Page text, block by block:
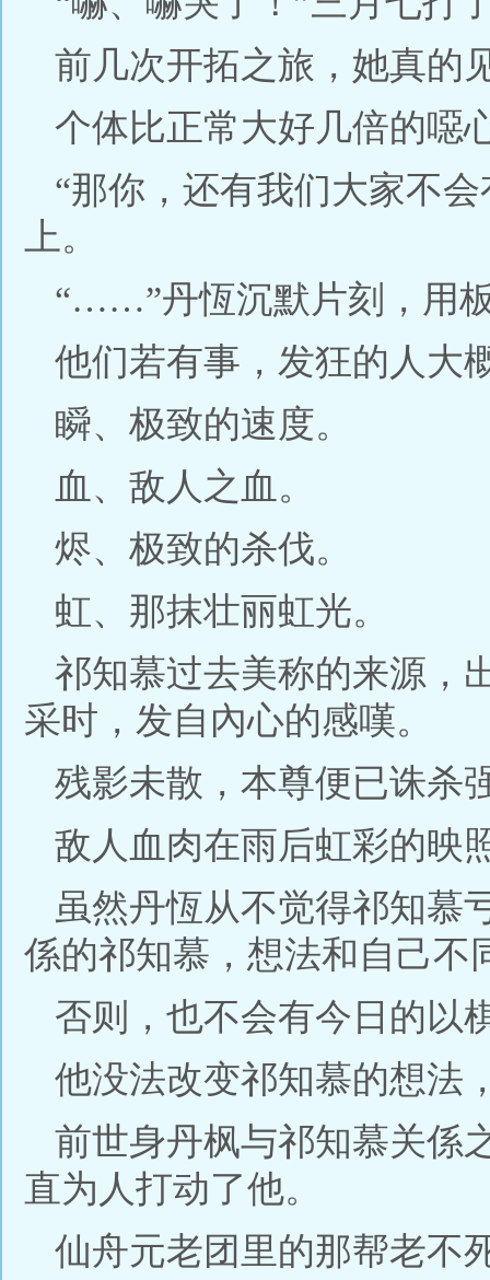
前几次开拓之旅，她真的
个体比正常大好几倍的噁
“那你，还有我们大家不
上。
“……”丹恆沉默片刻，用
他们若有事，发狂的人大
瞬、极致的速度。
血、敌人之血。
烬、极致的杀伐。
虹、那抹壮丽虹光。
祁知慕过去美称的来源，
采时，发自內心的感嘆。
残影未散，本尊便已诛杀
敌人血肉在雨后虹彩的映
虽然丹恆从不觉得祁知慕
係的祁知慕，想法和自己不
否则，也不会有今日的以
他没法改变祁知慕的想法
前世身丹枫与祁知慕关係
直为人打动了他。
仙舟元老团里的那帮老不